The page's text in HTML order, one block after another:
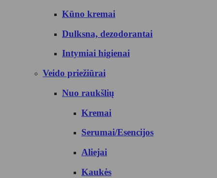
Kūno kremai
Dulksna, dezodorantai
Intymiai higienai
Veido priežiūrai
Nuo raukšlių
Kremai
Serumai/Esencijos
Aliejai
Kaukės